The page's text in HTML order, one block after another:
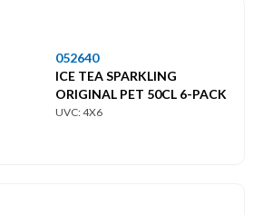
052640
ICE TEA SPARKLING
ORIGINAL PET 50CL 6-PACK
UVC: 4X6